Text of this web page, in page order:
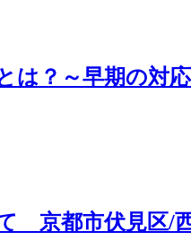
は？～早期の対
京都市伏見区/